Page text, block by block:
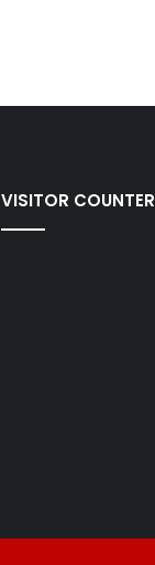
VISITOR COUNTER